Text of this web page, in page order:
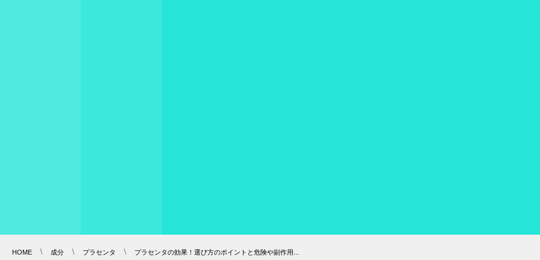
HOME 成分 プラセンタ プラセンタの効果！選び方のポイントと危険や副作用...